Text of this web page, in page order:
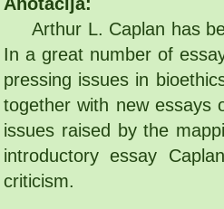
Arthur L. Caplan has
In a great number of
pressing issues in
together with new essays
issues raised by the
introductory essay
criticism.